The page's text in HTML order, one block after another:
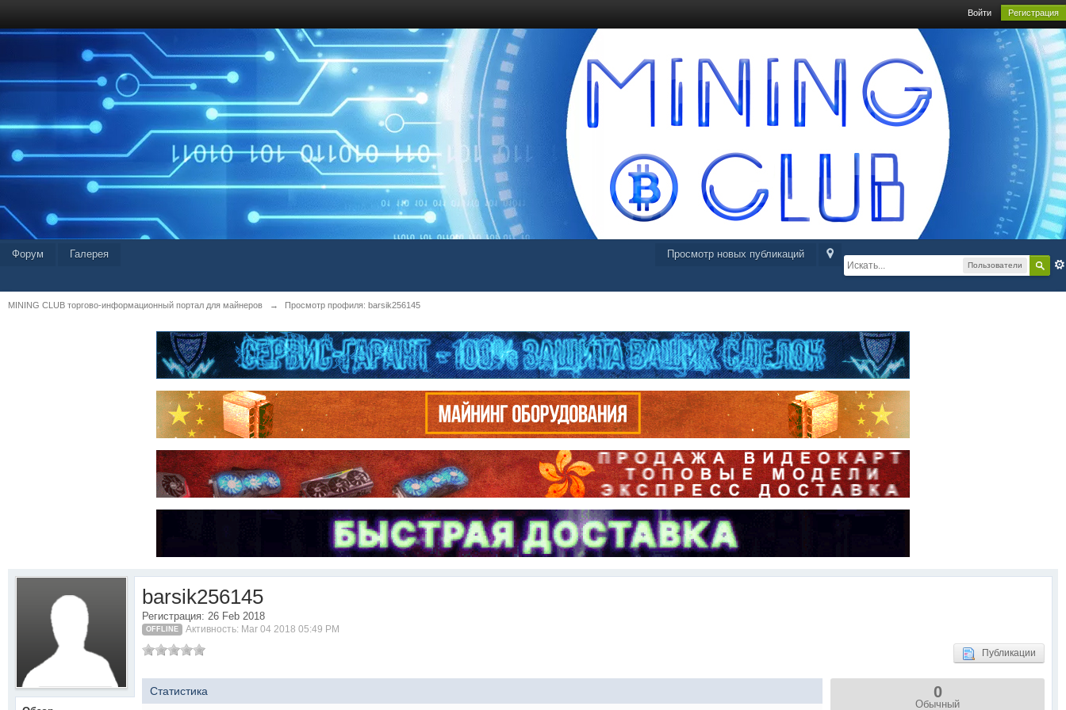
Войти Регистрация
Пользователи
Просмотр новых публикаций
Форум Галерея
MINING CLUB торгово-информационный портал для майнеров → Просмотр профиля: barsik256145
barsik256145
Регистрация: 26 Feb 2018
OFFLINE Активность: Mar 04 2018 05:49 PM
Публикации
Статистика 0
Обычный